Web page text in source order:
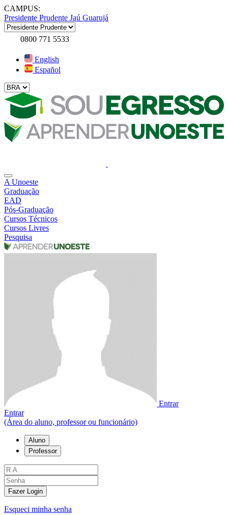
CAMPUS:
Presidente Prudente Jaú Guarujá
0800 771 5533
English
Español
A Unoeste
Graduação
EAD
Pós-Graduação
Cursos Técnicos
Cursos Livres
Pesquisa
Entrar
Entrar
(Área do aluno, professor ou funcionário)
Aluno
Professor
Fazer Login
Esqueci minha senha